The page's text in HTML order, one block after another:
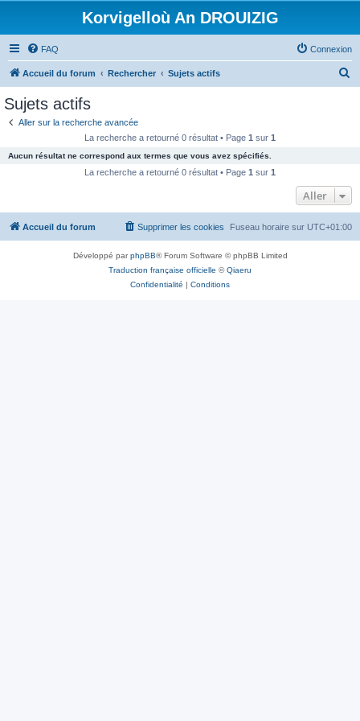
Korvigelloù An DROUIZIG
FAQ Connexion
Accueil du forum Rechercher Sujets actifs
c
e
Sujets actifs
Aller sur la recherche avancée
La recherche a retourné 0 résultat • Page 1 sur 1
Aucun résultat ne correspond aux termes que vous avez spécifiés.
La recherche a retourné 0 résultat • Page 1 sur 1
Aller
Accueil du forum Fuseau horaire sur UTC+01:00
Supprimer les cookies
Développé parphpBB® Forum Software © phpBB Limited
Traduction française officielle ©Qiaeru
Confidentialité | Conditions